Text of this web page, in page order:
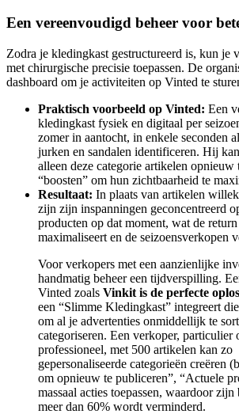
Een vereenvoudigd beheer voor
Zodra je kledingkast gestructureerd is, kun je
met chirurgische precisie toepassen. De
dashboard om je activiteiten op Vinted te
Praktisch voorbeeld op Vinted: Een
kledingkast fysiek en digitaal per
zomer in aantocht, in enkele seconden
jurken en sandalen identificeren. Hij
alleen deze categorie artikelen opnieuw
“boosten” om hun zichtbaarheid te
Resultaat: In plaats van artikelen
zijn zijn inspanningen geconcentreerd
producten op dat moment, wat de
maximaliseert en de seizoensverkopen
Voor verkopers met een aanzienlijke
handmatig beheer een tijdverspilling.
Vinted zoals Vinkit is de perfecte
een “Slimme Kledingkast” integreert
om al je advertenties onmiddellijk te
categoriseren. Een verkoper, particulier
professioneel, met 500 artikelen kan zo
gepersonaliseerde categorieën creëren
om opnieuw te publiceren”, “Actuele
massaal acties toepassen, waardoor
meer dan 60% wordt verminderd.